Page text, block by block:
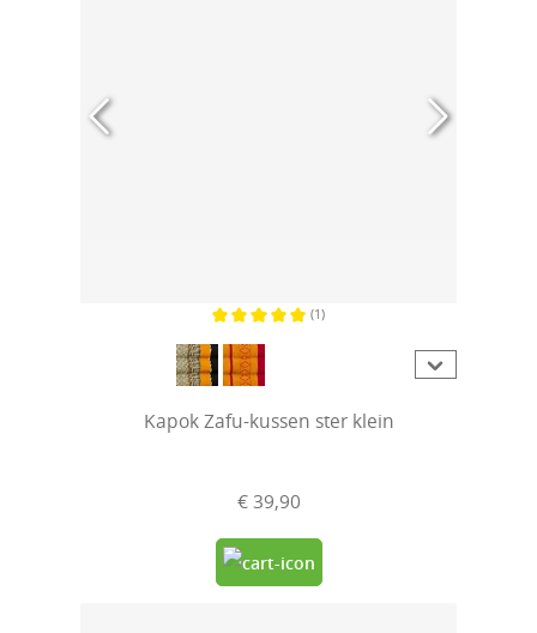
(1)
Kapok Zafu-kussen ster klein
€ 39,90